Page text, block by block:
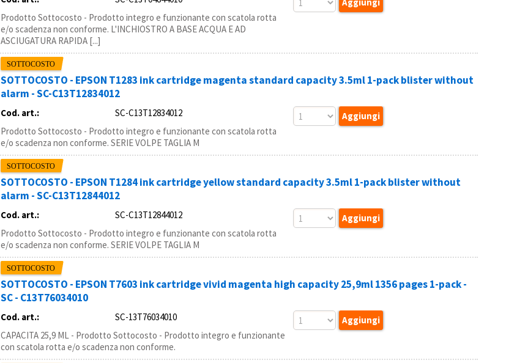
Prodotto Sottocosto - Prodotto integro e funzionante con scatola rotta
e/o scadenza non conforme. L'INCHIOSTRO A BASE ACQUA E AD
ASCIUGATURA RAPIDA [...]
SOTTOCOSTO - EPSON T1283 ink cartridge magenta standard capacity 3.5ml 1-pack blister without
alarm - SC-C13T12834012
Cod. art.:
SC-C13T12834012
Prodotto Sottocosto - Prodotto integro e funzionante con scatola rotta
e/o scadenza non conforme. SERIE VOLPE TAGLIA M
SOTTOCOSTO - EPSON T1284 ink cartridge yellow standard capacity 3.5ml 1-pack blister without
alarm - SC-C13T12844012
Cod. art.:
SC-C13T12844012
Prodotto Sottocosto - Prodotto integro e funzionante con scatola rotta
e/o scadenza non conforme. SERIE VOLPE TAGLIA M
SOTTOCOSTO - EPSON T7603 ink cartridge vivid magenta high capacity 25,9ml 1356 pages 1-pack -
SC - C13T76034010
Cod. art.:
SC-13T76034010
CAPACITA 25,9 ML - Prodotto Sottocosto - Prodotto integro e funzionante
con scatola rotta e/o scadenza non conforme.